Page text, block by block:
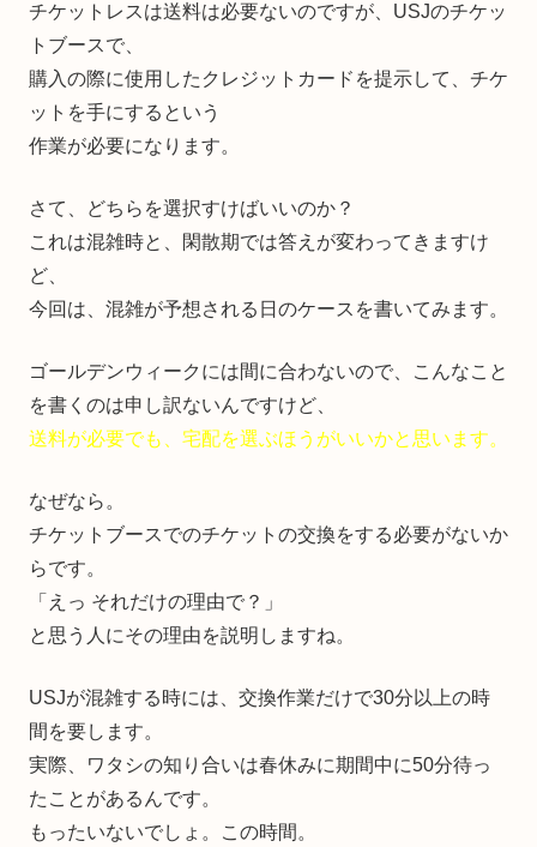
チケットレスは送料は必要ないのですが、USJのチケッ
トブースで、
購入の際に使用したクレジットカードを提示して、チケ
ットを手にするという
作業が必要になります。
さて、どちらを選択すけばいいのか？
これは混雑時と、閑散期では答えが変わってきますけ
ど、
今回は、混雑が予想される日のケースを書いてみます。
ゴールデンウィークには間に合わないので、こんなこと
を書くのは申し訳ないんですけど、
送料が必要でも、宅配を選ぶほうがいいかと思います。
なぜなら。
チケットブースでのチケットの交換をする必要がないか
らです。
「えっ それだけの理由で？」
と思う人にその理由を説明しますね。
USJが混雑する時には、交換作業だけで30分以上の時
間を要します。
実際、ワタシの知り合いは春休みに期間中に50分待っ
たことがあるんです。
もったいないでしょ。この時間。